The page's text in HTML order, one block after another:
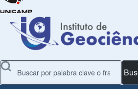
Buscar